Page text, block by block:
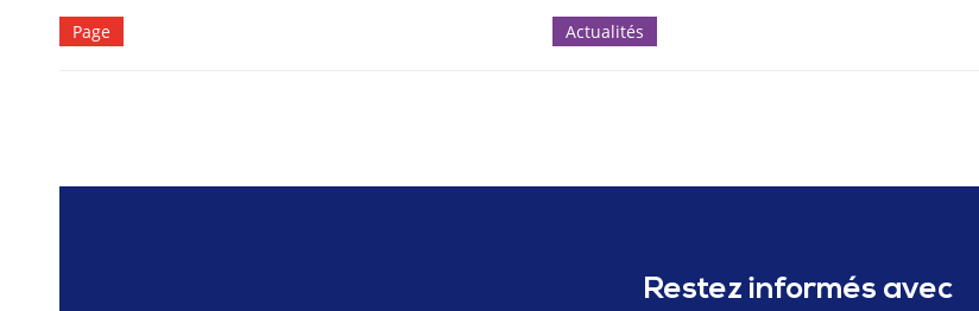
Page Actualités
Restez informés avec